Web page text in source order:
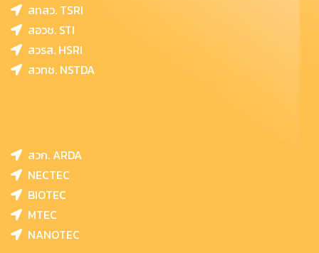
สทสว. TSRI
สอวช. STI
สวรส. HSRI
สวทช. NSTDA
สวก. ARDA
NECTEC
BIOTEC
MTEC
NANOTEC